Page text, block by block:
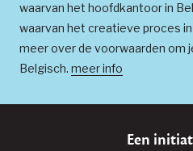
waarvan het hoofdkantoor in
waarvan het creatieve proces
meer over de voorwaarden om
Belgisch. meer info
Een